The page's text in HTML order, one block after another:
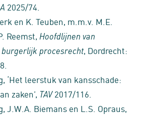
2025/74.
en K. Teuben, m.m.v. M.E.
Reemst, Hoofdlijnen van
procesrecht, Dordrecht:
‘Het leerstuk van kansschade:
zaken’, TAV2017/116.
J.W.A. Biemans en L.S. Opraus,